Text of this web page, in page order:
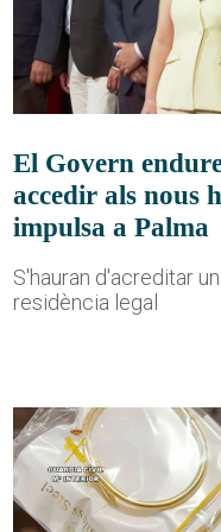
El Govern
accedir als nous
impulsa a Palma
S'hauran d'acreditar
residència legal